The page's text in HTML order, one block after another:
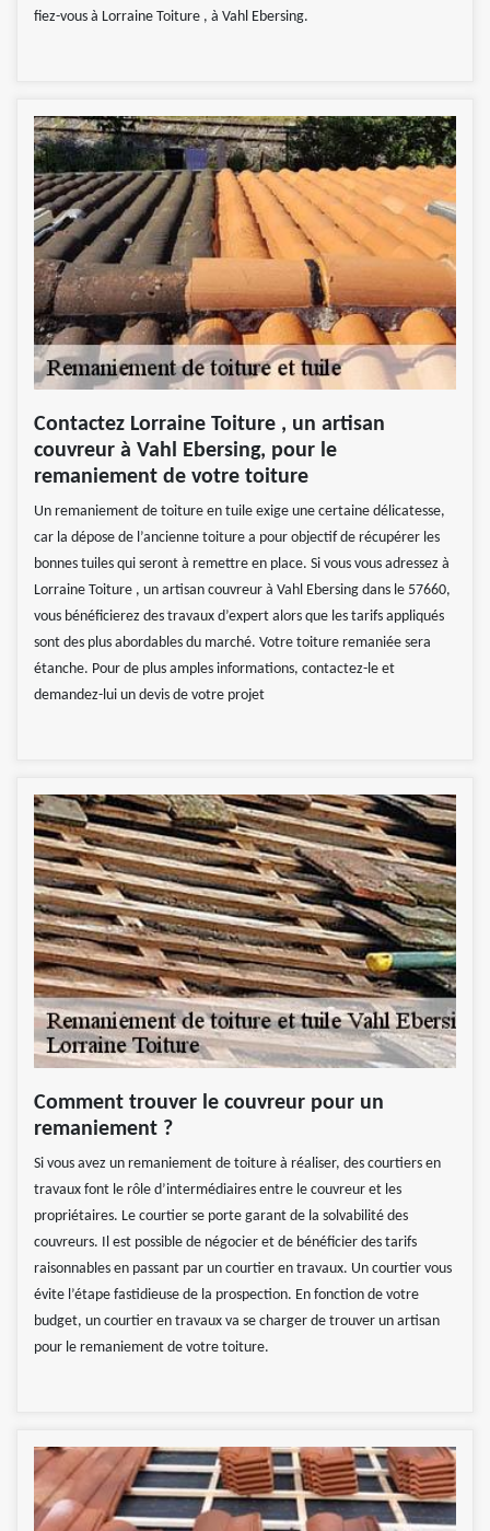
fiez-vous à Lorraine Toiture , à Vahl Ebersing.
Contactez Lorraine Toiture , un artisan
couvreur à Vahl Ebersing, pour le
remaniement de votre toiture
Un remaniement de toiture en tuile exige une certaine délicatesse,
car la dépose de l’ancienne toiture a pour objectif de récupérer les
bonnes tuiles qui seront à remettre en place. Si vous vous adressez à
Lorraine Toiture , un artisan couvreur à Vahl Ebersing dans le 57660,
vous bénéficierez des travaux d’expert alors que les tarifs appliqués
sont des plus abordables du marché. Votre toiture remaniée sera
étanche. Pour de plus amples informations, contactez-le et
demandez-lui un devis de votre projet
Comment trouver le couvreur pour un
remaniement ?
Si vous avez un remaniement de toiture à réaliser, des courtiers en
travaux font le rôle d’intermédiaires entre le couvreur et les
propriétaires. Le courtier se porte garant de la solvabilité des
couvreurs. Il est possible de négocier et de bénéficier des tarifs
raisonnables en passant par un courtier en travaux. Un courtier vous
évite l’étape fastidieuse de la prospection. En fonction de votre
budget, un courtier en travaux va se charger de trouver un artisan
pour le remaniement de votre toiture.